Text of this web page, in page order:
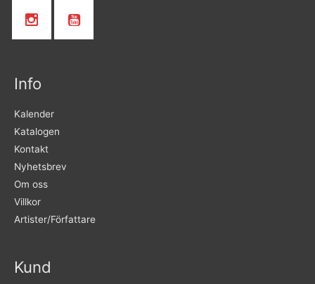
Info
Kalender
Katalogen
Kontakt
Nyhetsbrev
Om oss
Villkor
Artister/Författare
Kund